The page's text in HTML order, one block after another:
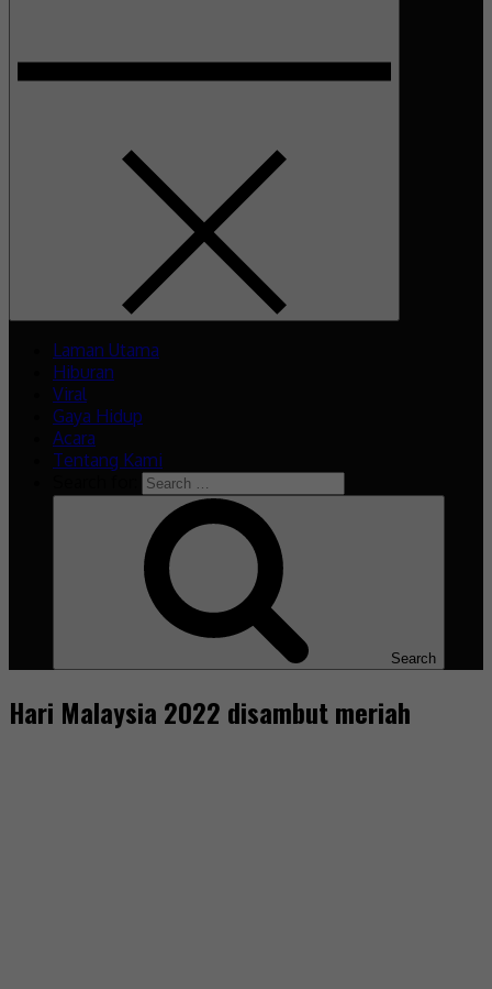
Laman Utama
Hiburan
Viral
Gaya Hidup
Acara
Tentang Kami
Search
Hari Malaysia 2022 disambut meriah